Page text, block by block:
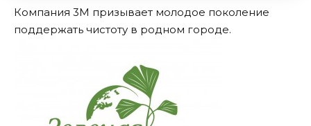
Компания 3М призывает молодое поколение
поддержать чистоту в родном городе.